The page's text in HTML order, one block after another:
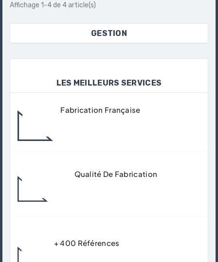
Affichage 1-4 de 4 article(s)
GESTION
LES MEILLEURS SERVICES
Fabrication Française
Qualité De Fabrication
+ 400 Références